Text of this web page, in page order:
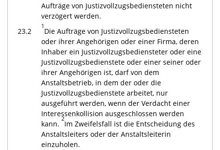
Aufträge von Justizvollzugsbediensteten nicht
verzögert werden.
23.2
1
Die Aufträge von Justizvollzugsbediensteten
oder ihrer Angehörigen oder einer Firma, deren
Inhaber ein Justizvollzugsbediensteter oder eine
Justizvollzugsbedienstete oder einer seiner oder
ihrer Angehörigen ist, darf von dem
Anstaltsbetrieb, in dem der oder die
Justizvollzugsbedienstete arbeitet, nur
ausgeführt werden, wenn der Verdacht einer
Interessenkollision ausgeschlossen werden
kann.
2
Im Zweifelsfall ist die Entscheidung des
Anstaltsleiters oder der Anstaltsleiterin
einzuholen.